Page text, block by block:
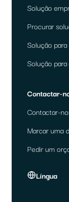
Solução
Procurar
Solução
Solução
Contactar-
Contactar-
Marcar uma
Pedir um
Língua